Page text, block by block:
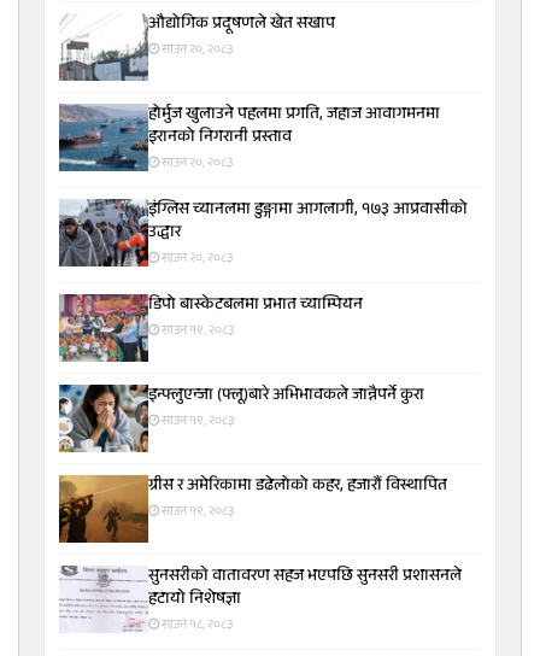
औद्योगिक प्रदूषणले खेत सखाप
साउन २०, २०८३
होर्मुज खुलाउने पहलमा प्रगति, जहाज आवागमनमा
इरानको निगरानी प्रस्ताव
साउन २०, २०८३
इंग्लिस च्यानलमा डुङ्गामा आगलागी, १७३ आप्रवासीको
उद्धार
साउन २०, २०८३
डिपो बास्केटबलमा प्रभात च्याम्पियन
साउन १९, २०८३
इन्फ्लुएन्जा (फ्लू)बारे अभिभावकले जान्नैपर्ने कुरा
साउन १९, २०८३
ग्रीस र अमेरिकामा डढेलोको कहर, हजारौं विस्थापित
साउन १९, २०८३
सुनसरीकाे वातावरण सहज भएपछि सुनसरी प्रशासनले
हटायाे निशेषज्ञा
साउन १८, २०८३